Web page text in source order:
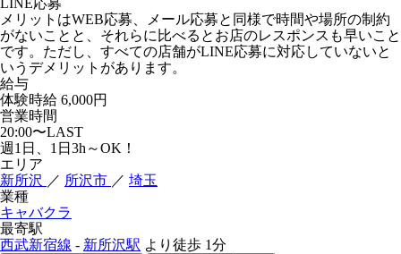
LINE応募
メリットはWEB応募、メール応募と同様で時間や場所の制約
がないことと、それらに比べるとお店のレスポンスも早いこと
です。ただし、すべての店舗がLINE応募に対応していないと
いうデメリットがあります。
給与
体験時給 6,000円
営業時間
20:00〜LAST
週1日、1日3h～OK！
エリア
新所沢 ／ 所沢市 ／ 埼玉
業種
キャバクラ
最寄駅
西武新宿線 - 新所沢駅 より徒歩 1分